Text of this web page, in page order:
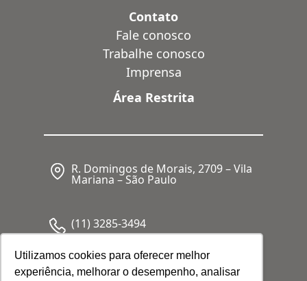
Utilizamos cookies para oferecer melhor
experiência, melhorar o desempenho, analisar
Contato
Fale conosco
Trabalhe conosco
Imprensa
Área Restrita
R. Domingos de Morais, 2709 – Vila
Mariana – São Paulo
(11) 3285-3494